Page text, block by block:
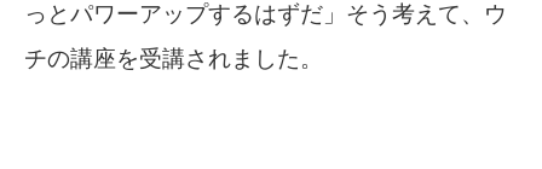
っとパワーアップするはずだ」そう考えて、ウ
チの講座を受講されました。